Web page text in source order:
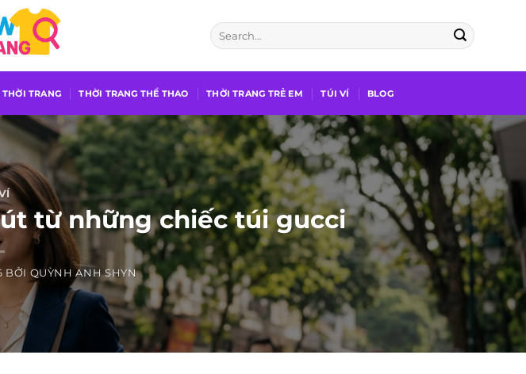
TRANG THỜI TRANG THỂ THAO THỜI TRANG TRẺ EM TÚI VÍ BLOG
từ những chiếc túi gucci
BỞI QUỲNH ANH SHYN